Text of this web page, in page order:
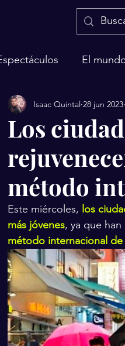
El
y negocios Salud
Los
método
Isaac Quintal 28 jun 2023
Este miércoles, los
más jóvenes, ya que
método internacional